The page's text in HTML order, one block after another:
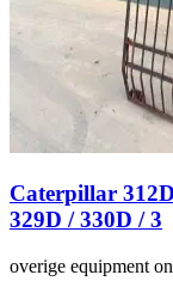
Caterpillar
329D / 330D / 3
overige equipment